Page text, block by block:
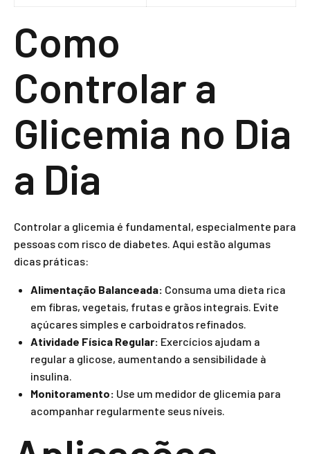
Como
Controlar a
Glicemia no Dia
a Dia
Controlar a glicemia é fundamental, especialmente para
pessoas com risco de diabetes. Aqui estão algumas
dicas práticas:
Alimentação Balanceada: Consuma uma dieta rica
em fibras, vegetais, frutas e grãos integrais. Evite
açúcares simples e carboidratos refinados.
Atividade Física Regular: Exercícios ajudam a
regular a glicose, aumentando a sensibilidade à
insulina.
Monitoramento: Use um medidor de glicemia para
acompanhar regularmente seus níveis.